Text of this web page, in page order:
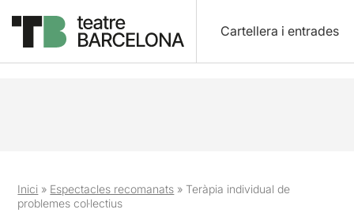
Cartellera i entrades
Inici » Espectacles recomanats »Teràpia individual de
problemes col·lectius